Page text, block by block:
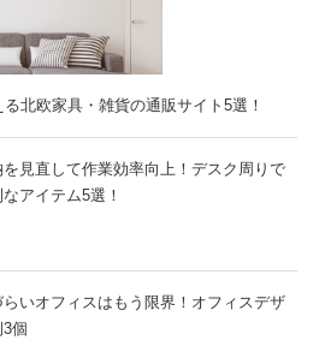
北欧家具・雑貨の通販サイト5選！
見直して作業効率向上！デスク周りで
アイテム5選！
いオフィスはもう限界！オフィスデザ
個